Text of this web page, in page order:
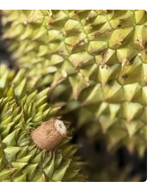
văn hóa đa sắc màu
2016
thức đi vào hoạt động, Lễ
mùa, Hà Nội công bố bản đồ